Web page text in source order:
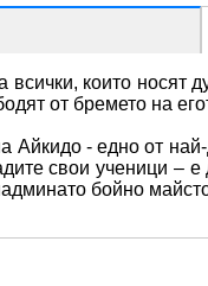
които носят
от бремето на
Айкидо - едно от
свои ученици –
бойно